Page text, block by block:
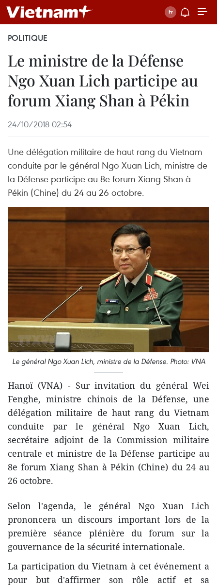
POLITIQUE
Le ministre de la Défense
Ngo Xuan Lich participe au
forum Xiang Shan à Pékin
24/10/2018 02:54
Une délégation militaire de haut rang du Vietnam
conduite par le général Ngo Xuan Lich, ministre de
la Défense participe au 8e forum Xiang Shan à
Pékin (Chine) du 24 au 26 octobre.
Le général Ngo Xuan Lich, ministre de la Défense. Photo: VNA
Hanoï (VNA) - Sur invitation du général Wei
Fenghe, ministre chinois de la Défense, une
délégation militaire de haut rang du Vietnam
conduite par le général Ngo Xuan Lich,
secrétaire adjoint de la Commission militaire
centrale et ministre de la Défense participe au
8e forum Xiang Shan à Pékin (Chine) du 24 au
26 octobre.
Selon l'agenda, le général Ngo Xuan Lich
prononcera un discours important lors de la
première séance plénière du forum sur la
gouvernance de la sécurité internationale.
La participation du Vietnam à cet événement a
pour but d'affirmer son rôle actif et sa